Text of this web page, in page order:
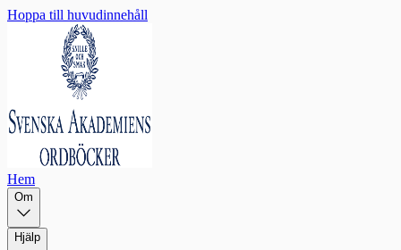
Hoppa till huvudinnehåll
Hem
Om
Hjälp